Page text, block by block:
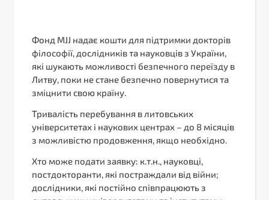
Фонд MJJ надає кошти для підтримки докторів
філософії, дослідників та науковців з України,
які шукають можливості безпечного переїзду в
Литву, поки не стане безпечно повернутися та
зміцнити свою країну.
Тривалість перебування в литовських
університетах і наукових центрах – до 8 місяців
з можливістю продовження, якщо необхідно.
Хто може подати заявку: к.т.н., науковці,
постдокторанти, які постраждали від війни;
дослідники, які постійно співпрацюють з